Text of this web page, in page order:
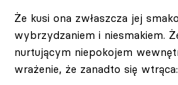
Że kusi ona zwłaszcza jej
wybrzydzaniem i niesmakiem.
nurtującym niepokojem
wrażenie, że zanadto się wtrąca: